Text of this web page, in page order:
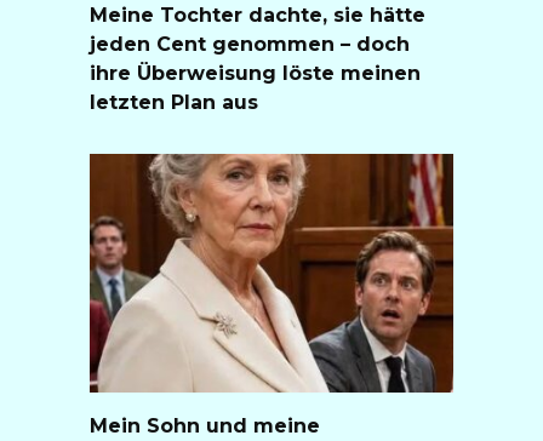
Meine Tochter dachte, sie hätte
jeden Cent genommen – doch
ihre Überweisung löste meinen
letzten Plan aus
Mein Sohn und meine